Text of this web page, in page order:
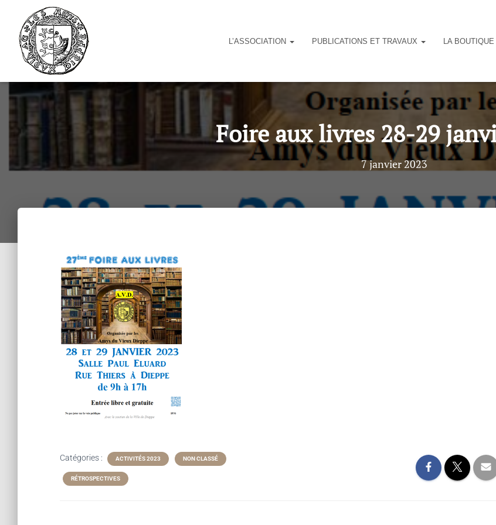
L’ASSOCIATION PUBLICATIONS ET TRAVAUX LA BOUTIQUE
Foire aux livres 28-29
7 janvier 2023
Catégories : ACTIVITÉS 2023 NON CLASSÉ
RÉTROSPECTIVES
Cookies management panel